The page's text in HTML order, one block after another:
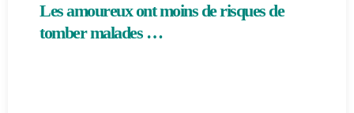
Les amoureux ont moins de risques de
tomber malades …